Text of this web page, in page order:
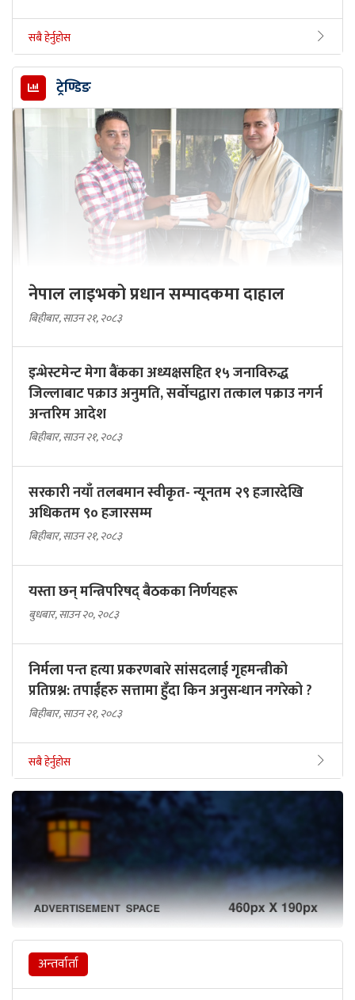
सबै हेर्नुहोस
ट्रेण्डिङ
नेपाल लाइभको प्रधान सम्पादकमा दाहाल
बिहीबार, साउन २१, २०८३
इन्भेस्टमेन्ट मेगा बैंकका अध्यक्षसहित १५ जनाविरुद्ध
जिल्लाबाट पक्राउ अनुमति, सर्वोचद्वारा तत्काल पक्राउ नगर्न
अन्तरिम आदेश
बिहीबार, साउन २१, २०८३
सरकारी नयाँ तलबमान स्वीकृत- न्यूनतम २९ हजारदेखि
अधिकतम ९० हजारसम्म
बिहीबार, साउन २१, २०८३
यस्ता छन् मन्त्रिपरिषद् बैठकका निर्णयहरू
बुधबार, साउन २०, २०८३
निर्मला पन्त हत्या प्रकरणबारे सांसदलाई गृहमन्त्रीको
प्रतिप्रश्न: तपाईंहरु सत्तामा हुँदा किन अनुसन्धान नगरेको ?
बिहीबार, साउन २१, २०८३
सबै हेर्नुहोस
अन्तर्वार्ता